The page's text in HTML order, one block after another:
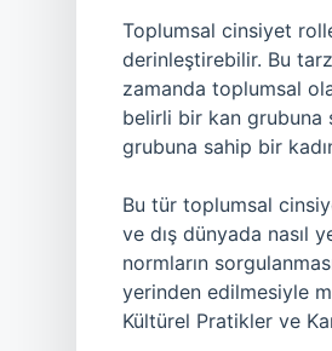
Toplumsal cinsiyet
derinleştirebilir. Bu
zamanda toplumsal
belirli bir kan grubuna
grubuna sahip bir
Bu tür toplumsal
ve dış dünyada nasıl
normların
yerinden edilmesiyle
Kültürel Pratikler ve